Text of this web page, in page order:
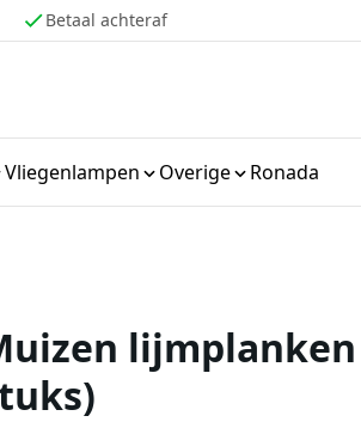
Betaal achteraf
Vliegenlampen Overige Ronada
lijmplanken